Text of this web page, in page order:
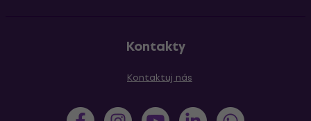
Kontakty
Kontaktuj nás